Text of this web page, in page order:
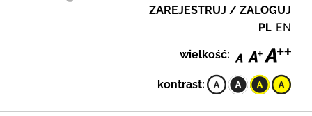
ZAREJESTRUJ / ZALOGUJ
PL EN
wielkość:
kontrast: